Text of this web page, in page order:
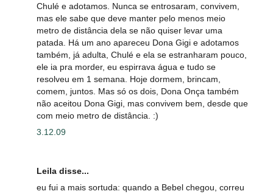
Chulé e adotamos. Nunca se entrosaram, convivem,
mas ele sabe que deve manter pelo menos meio
metro de distância dela se não quiser levar uma
patada. Há um ano apareceu Dona Gigi e adotamos
também, já adulta, Chulé e ela se estranharam pouco,
ele ia pra morder, eu espirrava água e tudo se
resolveu em 1 semana. Hoje dormem, brincam,
comem, juntos. Mas só os dois, Dona Onça também
não aceitou Dona Gigi, mas convivem bem, desde que
com meio metro de distância. :)
3.12.09
Leila disse...
eu fui a mais sortuda: quando a Bebel chegou, correu